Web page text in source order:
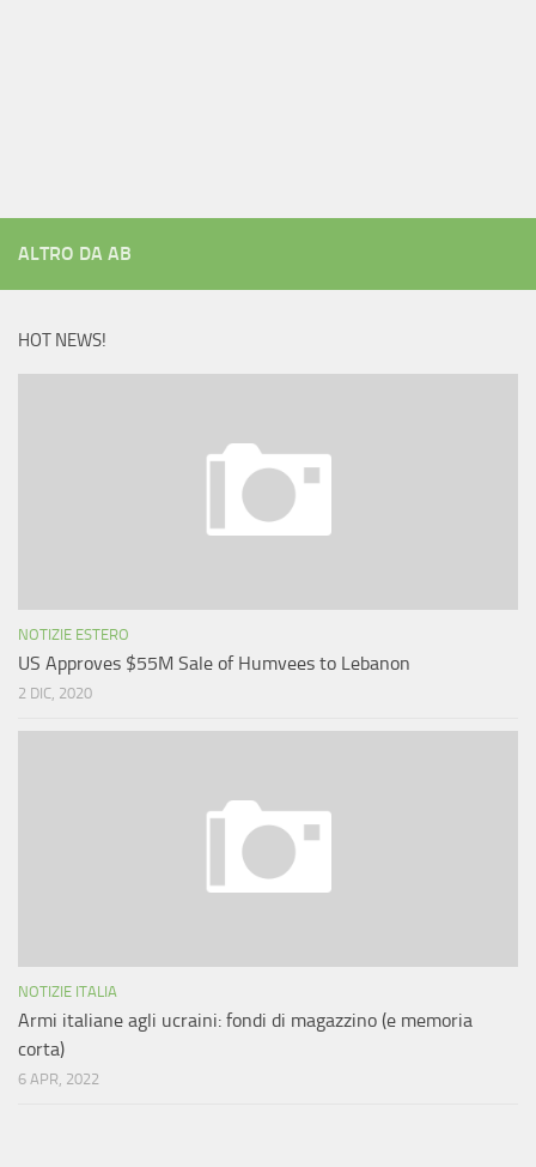
ALTRO DA AB
HOT NEWS!
NOTIZIE ESTERO
US Approves $55M Sale of Humvees to Lebanon
2 DIC, 2020
NOTIZIE ITALIA
Armi italiane agli ucraini: fondi di magazzino (e memoria
corta)
6 APR, 2022